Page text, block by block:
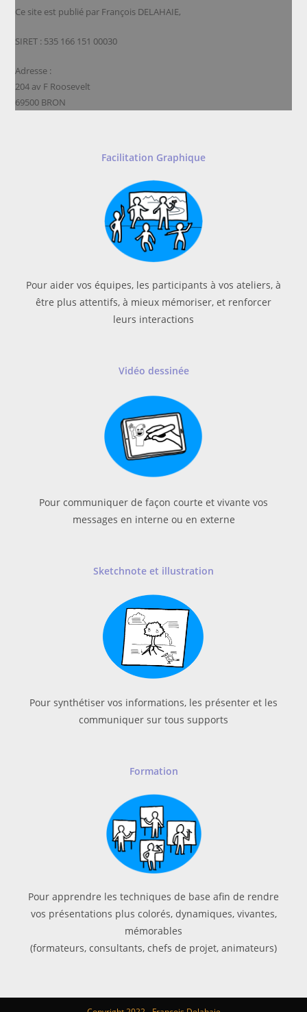
Ce site est publié par François DELAHAIE,
SIRET : 535 166 151 00030
Adresse :
204 av F Roosevelt
69500 BRON
Facilitation Graphique
Pour aider vos équipes, les participants à vos ateliers, à
être plus attentifs, à mieux mémoriser, et renforcer
leurs interactions
Vidéo dessinée
Pour communiquer de façon courte et vivante vos
messages en interne ou en externe
Sketchnote et illustration
Pour synthétiser vos informations, les présenter et les
communiquer sur tous supports
Formation
Pour apprendre les techniques de base afin de rendre
vos présentations plus colorés, dynamiques, vivantes,
mémorables
(formateurs, consultants, chefs de projet, animateurs)